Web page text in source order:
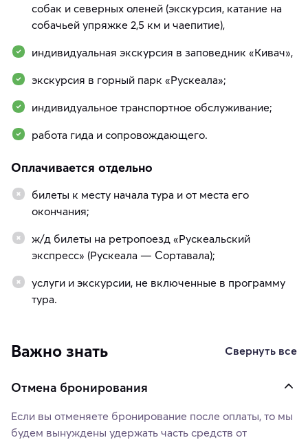
собак и северных оленей (экскурсия, катание на
собачьей упряжке 2,5 км и чаепитие),
индивидуальная экскурсия в заповедник «Кивач»,
экскурсия в горный парк «Рускеала»;
индивидуальное транспортное обслуживание;
работа гида и сопровождающего.
Оплачивается отдельно
билеты к месту начала тура и от места его
окончания;
ж/д билеты на ретропоезд «Рускеальский
экспресс» (Рускеала — Сортавала);
услуги и экскурсии, не включенные в программу
тура.
Важно знать Свернуть все
Отмена бронирования
Если вы отменяете бронирование после оплаты, то мы
будем вынуждены удержать часть средств от